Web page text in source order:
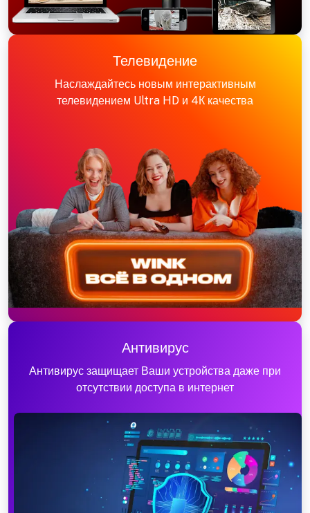
Телевидение
Наслаждайтесь новым интерактивным
телевидением Ultra HD и 4К качества
Антивирус
Антивирус защищает Ваши устройства даже при
отсутствии доступа в интернет